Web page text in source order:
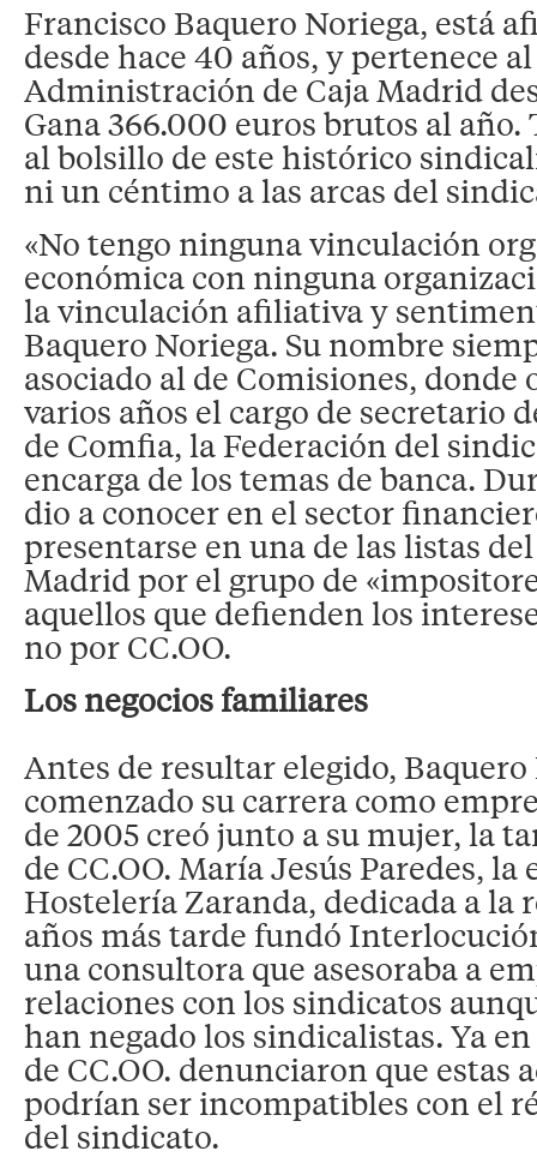
Francisco Baquero Noriega, está
desde hace 40 años, y pertenece
Administración de Caja Madrid
Gana 366.000 euros brutos al año.
al bolsillo de este histórico
ni un céntimo a las arcas del
«No tengo ninguna vinculación
económica con ninguna
la vinculación afiliativa y
Baquero Noriega. Su nombre
asociado al de Comisiones, donde
varios años el cargo de secretario
de Comfia, la Federación del
encarga de los temas de banca.
dio a conocer en el sector
presentarse en una de las listas
Madrid por el grupo de
aquellos que defienden los
no por CC.OO.
Los negocios familiares
Antes de resultar elegido,
comenzado su carrera como
de 2005 creó junto a su mujer, la
de CC.OO. María Jesús Paredes, la
Hostelería Zaranda, dedicada a la
años más tarde fundó
una consultora que asesoraba a
relaciones con los sindicatos
han negado los sindicalistas. Ya
de CC.OO. denunciaron que estas
podrían ser incompatibles con el
del sindicato.